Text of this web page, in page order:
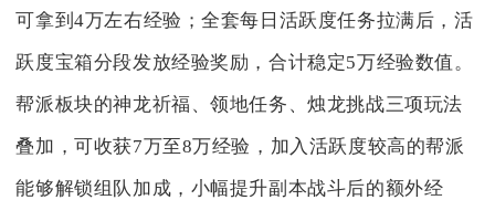
可拿到4万左右经验；全套每日活跃度任务拉满后，活
跃度宝箱分段发放经验奖励，合计稳定5万经验数值。
帮派板块的神龙祈福、领地任务、烛龙挑战三项玩法
叠加，可收获7万至8万经验，加入活跃度较高的帮派
能够解锁组队加成，小幅提升副本战斗后的额外经